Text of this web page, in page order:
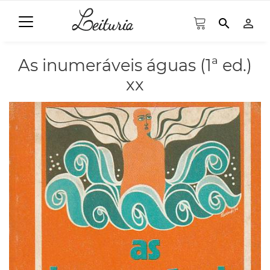
search person_outline
As inumeráveis águas (1ª ed.)
xx